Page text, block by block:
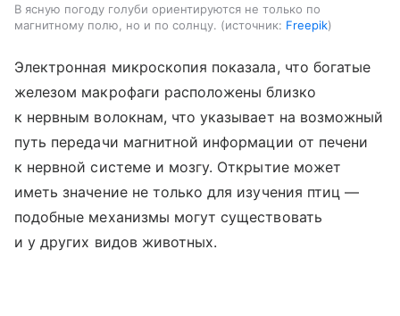
В ясную погоду голуби ориентируются не только по
магнитному полю, но и по солнцу.
источник: Freepik
Электронная микроскопия показала, что богатые
железом макрофаги расположены близко
к нервным волокнам, что указывает на возможный
путь передачи магнитной информации от печени
к нервной системе и мозгу. Открытие может
иметь значение не только для изучения птиц —
подобные механизмы могут существовать
и у других видов животных.